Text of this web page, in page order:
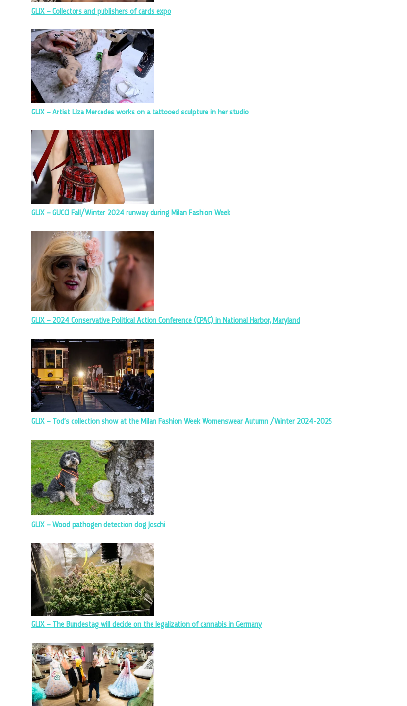
GLIX – Collectors and publishers of cards expo
GLIX – Artist Liza Mercedes works on a tattooed sculpture in her studio
GLIX – GUCCI Fall/Winter 2024 runway during Milan Fashion Week
GLIX – 2024 Conservative Political Action Conference (CPAC) in National Harbor, Maryland
GLIX – Tod’s collection show at the Milan Fashion Week Womenswear Autumn /Winter 2024-2025
GLIX – Wood pathogen detection dog Joschi
GLIX – The Bundestag will decide on the legalization of cannabis in Germany